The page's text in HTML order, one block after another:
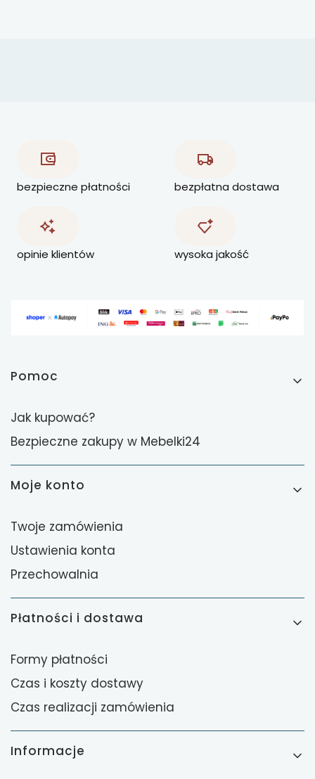
bezpieczne płatności bezpłatna dostawa
opinie klientów wysoka jakość
Linki w stopce
Pomoc
Jak kupować?
Bezpieczne zakupy w Mebelki24
Moje konto
Twoje zamówienia
Ustawienia konta
Przechowalnia
Płatności i dostawa
Formy płatności
Czas i koszty dostawy
Czas realizacji zamówienia
Informacje